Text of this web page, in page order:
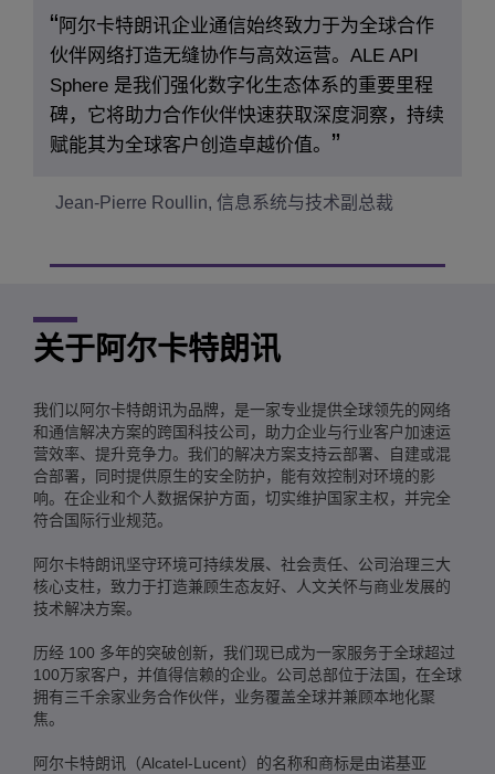
阿尔卡特朗讯企业通信始终致力于为全球合作
伙伴网络打造无缝协作与高效运营。ALE API
Sphere 是我们强化数字化生态体系的重要里程
碑，它将助力合作伙伴快速获取深度洞察，持续
赋能其为全球客户创造卓越价值。
Jean-Pierre Roullin, 信息系统与技术副总裁
关于阿尔卡特朗讯
我们以阿尔卡特朗讯为品牌，是一家专业提供全球领先的网络
和通信解决方案的跨国科技公司，助力企业与行业客户加速运
营效率、提升竞争力。我们的解决方案支持云部署、自建或混
合部署，同时提供原生的安全防护，能有效控制对环境的影
响。在企业和个人数据保护方面，切实维护国家主权，并完全
符合国际行业规范。
阿尔卡特朗讯坚守环境可持续发展、社会责任、公司治理三大
核心支柱，致力于打造兼顾生态友好、人文关怀与商业发展的
技术解决方案。
历经 100 多年的突破创新，我们现已成为一家服务于全球超过
100万家客户，并值得信赖的企业。公司总部位于法国，在全球
拥有三千余家业务合作伙伴，业务覆盖全球并兼顾本地化聚
焦。
阿尔卡特朗讯（Alcatel-Lucent）的名称和商标是由诺基亚